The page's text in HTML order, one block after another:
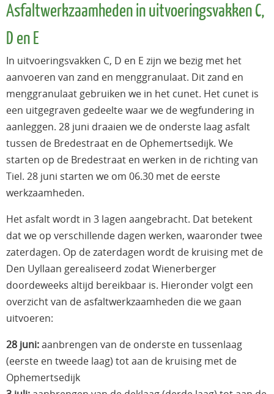
Asfaltwerkzaamheden in uitvoeringsvakken C,
D en E
In uitvoeringsvakken C, D en E zijn we bezig met het
aanvoeren van zand en menggranulaat. Dit zand en
menggranulaat gebruiken we in het cunet. Het cunet is
een uitgegraven gedeelte waar we de wegfundering in
aanleggen. 28 juni draaien we de onderste laag asfalt
tussen de Bredestraat en de Ophemertsedijk. We
starten op de Bredestraat en werken in de richting van
Tiel. 28 juni starten we om 06.30 met de eerste
werkzaamheden.
Het asfalt wordt in 3 lagen aangebracht. Dat betekent
dat we op verschillende dagen werken, waaronder twee
zaterdagen. Op de zaterdagen wordt de kruising met de
Den Uyllaan gerealiseerd zodat Wienerberger
doordeweeks altijd bereikbaar is. Hieronder volgt een
overzicht van de asfaltwerkzaamheden die we gaan
uitvoeren:
28 juni:aanbrengen van de onderste en tussenlaag
(eerste en tweede laag) tot aan de kruising met de
Ophemertsedijk